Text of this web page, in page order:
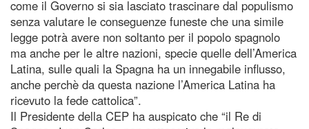
come il Governo si sia lasciato trascinare dal populismo
senza valutare le conseguenze funeste che una simile
legge potrà avere non soltanto per il popolo spagnolo
ma anche per le altre nazioni, specie quelle dell’America
Latina, sulle quali la Spagna ha un innegabile influsso,
anche perchè da questa nazione l’America Latina ha
ricevuto la fede cattolica”.
Il Presidente della CEP ha auspicato che “il Re di